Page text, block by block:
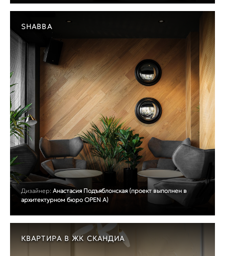
SHABBA
Дизайнер: Анастасия Подъяблонская (проект выполнен в
архитектурном бюро OPEN A)
КВАРТИРА В ЖК СКАНДИА